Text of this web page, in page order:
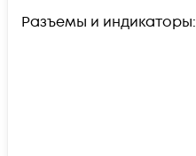
Разъемы и индикаторы: